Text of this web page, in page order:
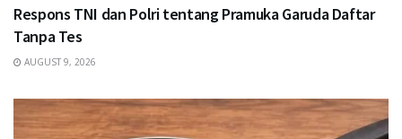
Respons TNI dan Polri tentang Pramuka Garuda Daftar
Tanpa Tes
AUGUST 9, 2026